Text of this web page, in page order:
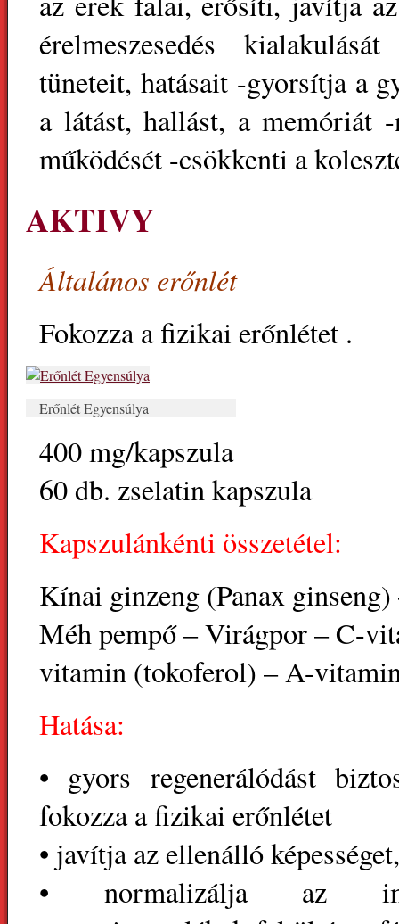
érelmeszesedés
tüneteit, hatásait -gyorsítja a
a látást, hallást, a memóriát
működését -csökkenti a
AKTIVY
Általános erőnlét
Fokozza a fizikai erőnlétet .
Erőnlét Egyensúlya
400 mg/kapszula
60 db. zselatin kapszula
Kapszulánkénti összetétel:
Kínai ginzeng (Panax
Méh pempő – Virágpor – C-
vitamin (tokoferol) – A-
Hatása:
• gyors regenerálódást
fokozza a fizikai erőnlétet
• javítja az ellenálló
• normalizálja az